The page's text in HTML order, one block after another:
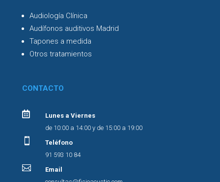
Audiología Clínica
Audífonos auditivos Madrid
Tapones a medida
Otros tratamientos
CONTACTO

Lunes a Viernes
de 10:00 a 14:00 y de 15:00 a 19:00

Teléfono
91 593 10 84

Email